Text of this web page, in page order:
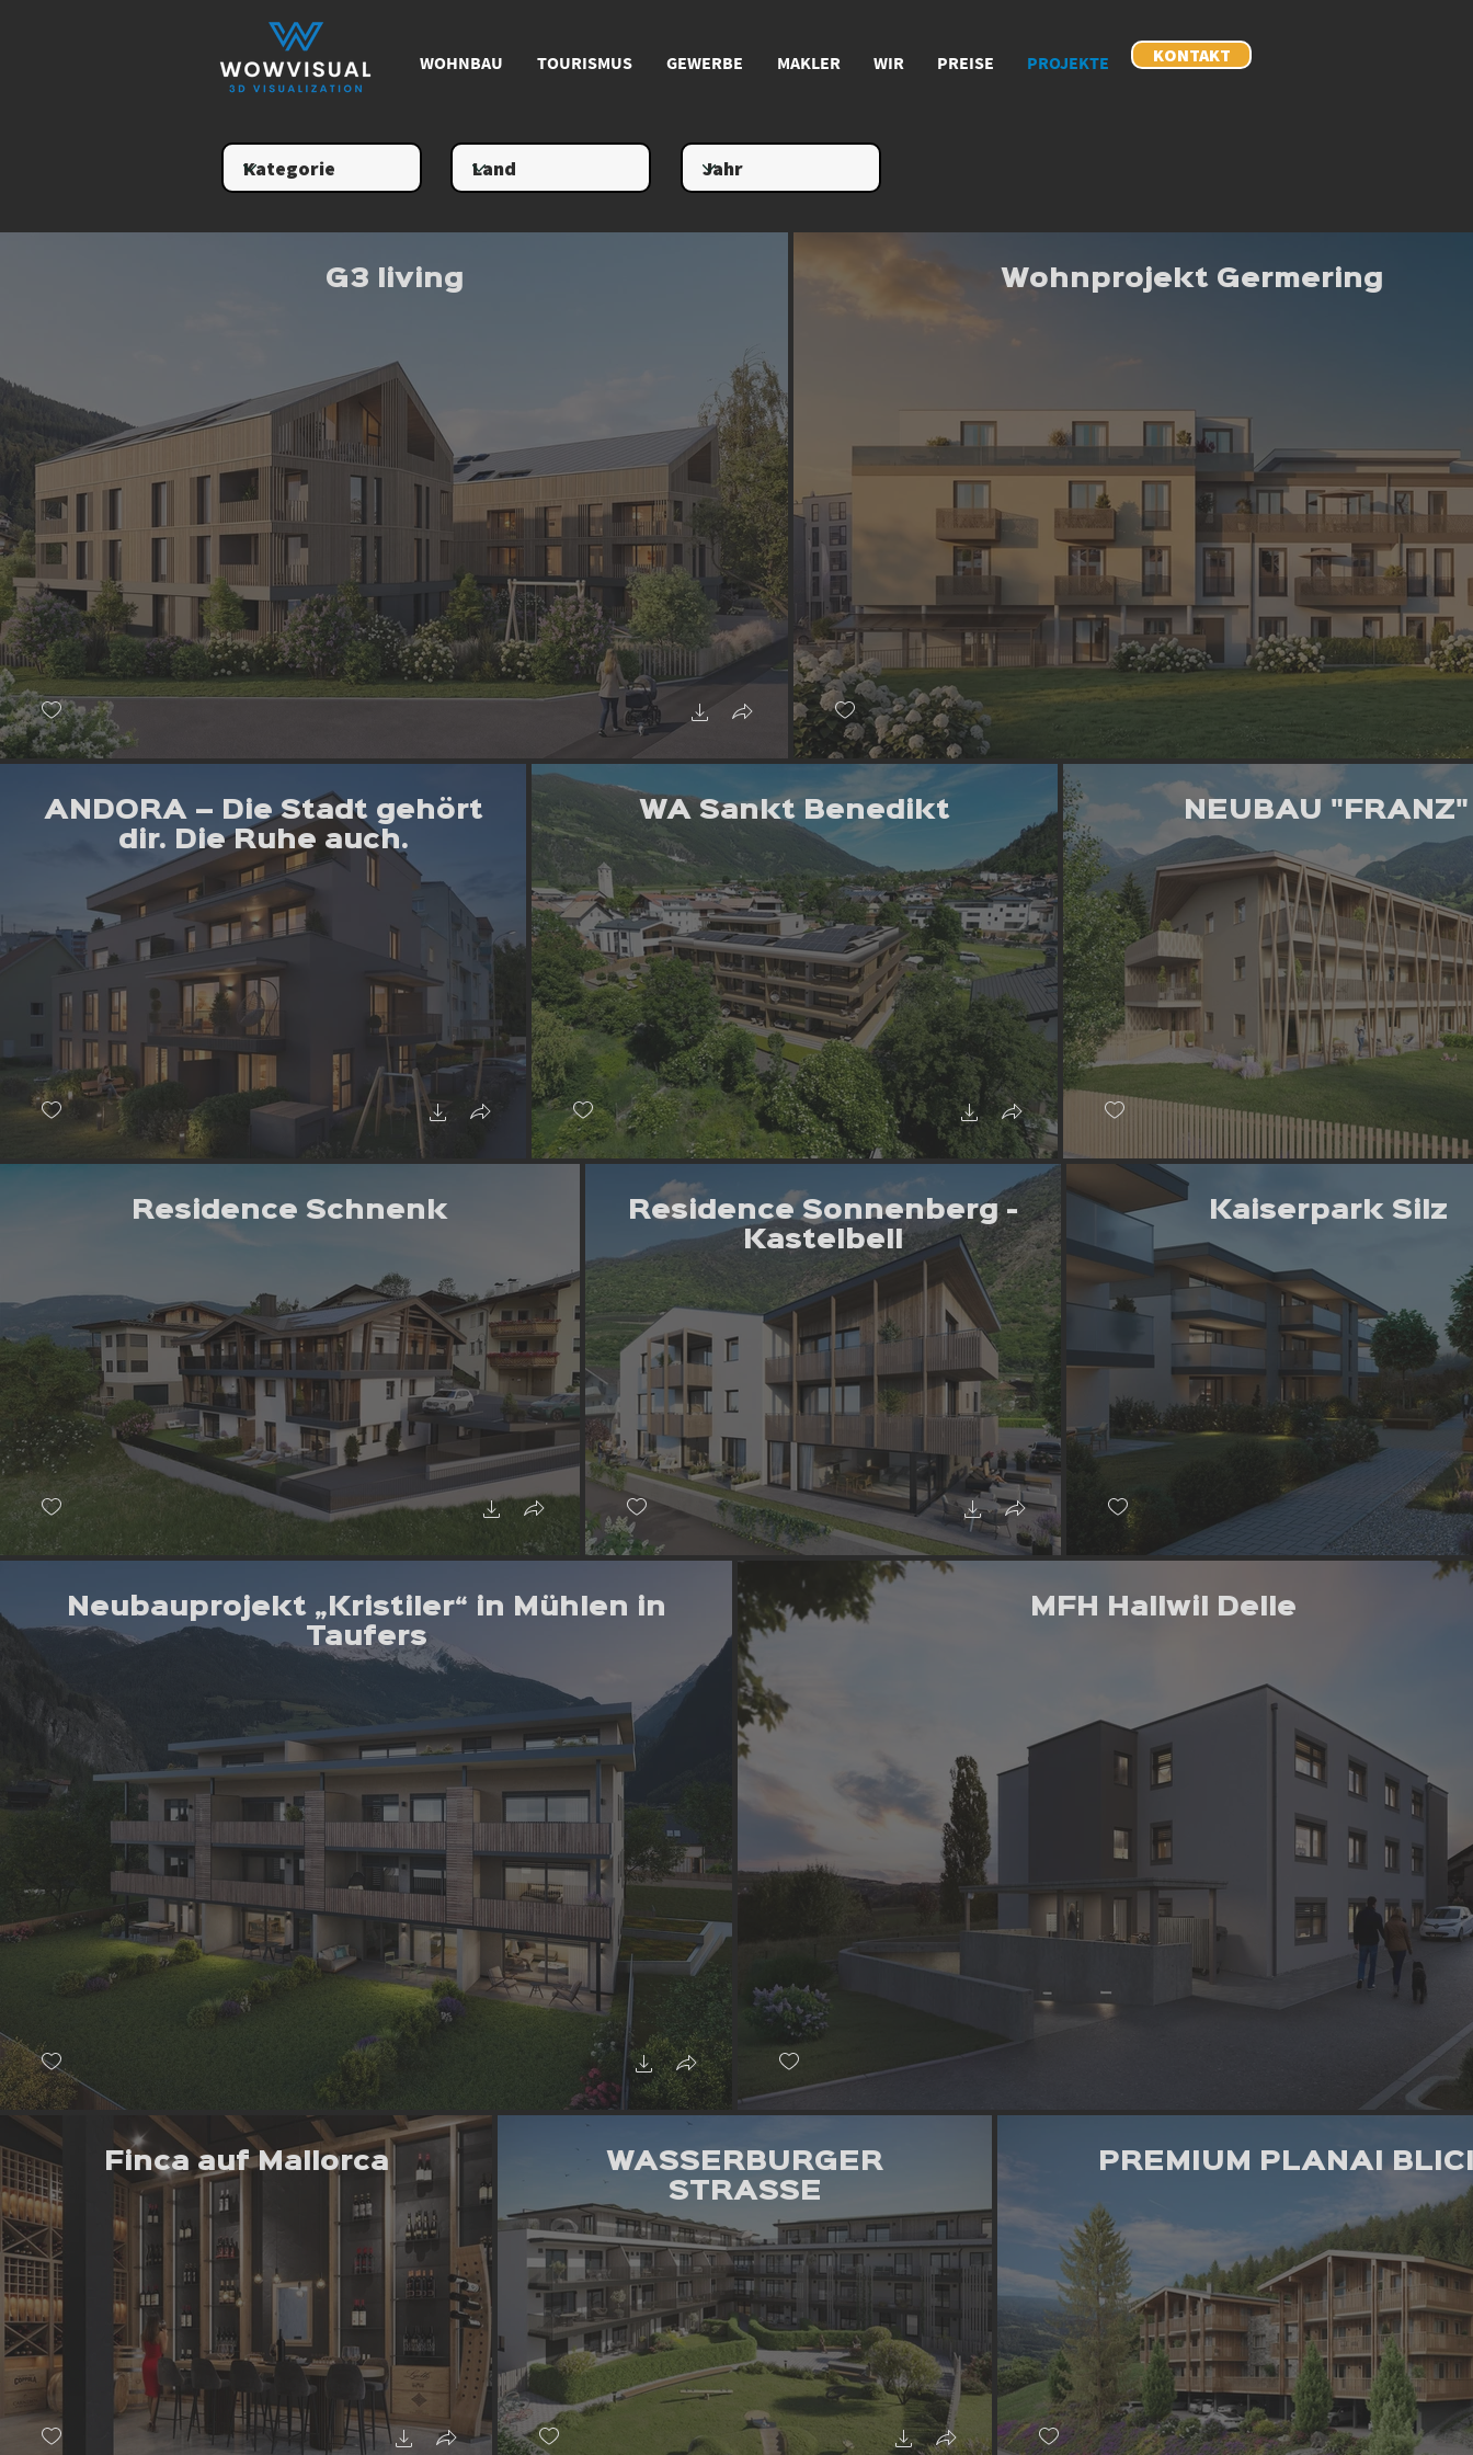
WOHNBAU TOURISMUS GEWERBE MAKLER WIR PREISE PROJEKTE KONTAKT
G3 living Wohnprojekt Germering
ANDORA – Die Stadt gehört
dir. Die Ruhe auch.
WA Sankt Benedikt NEUBAU "FRANZ"
Residence Schnenk
Residence Sonnenberg -
Kastelbell
Kaiserpark Silz
Neubauprojekt „Kristiler“ in Mühlen in
Taufers
MFH Hallwil Delle
Finca auf Mallorca
WASSERBURGER
STRASSE
PREMIUM PLANAI